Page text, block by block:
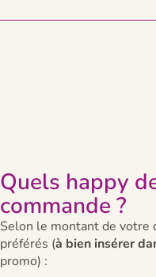
Quels happy
commande ?
Selon le montant de votre
préférés (à bien insérer
promo) :